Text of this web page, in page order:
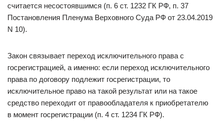
считается несостоявшимся (п. 6 ст. 1232 ГК РФ, п. 37
Постановления Пленума Верховного Суда РФ от 23.04.2019
N 10).
Закон связывает переход исключительного права с
госрегистрацией, а именно: если переход исключительного
права по договору подлежит госрегистрации, то
исключительное право на такой результат или на такое
средство переходит от правообладателя к приобретателю
в момент госрегистрации (п. 4 ст. 1234 ГК РФ).